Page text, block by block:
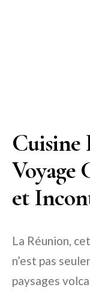
Cuisine
Voyage
et
La Réunion,
n’est pas
paysages